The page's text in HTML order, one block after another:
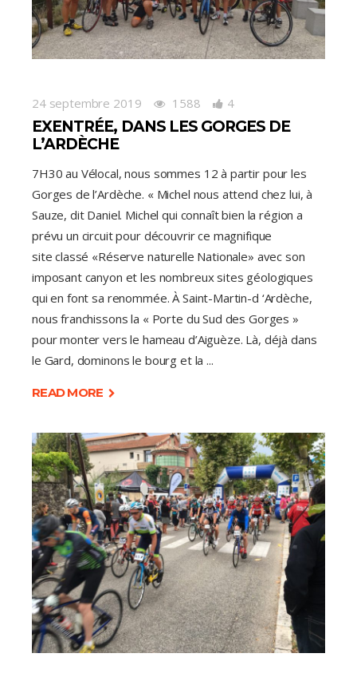
24 septembre 2019 1588 4
EXENTRÉE, DANS LES GORGES DE
L’ARDÈCHE
7H30 au Vélocal, nous sommes 12 à partir pour les
Gorges de l’Ardèche. « Michel nous attend chez lui, à
Sauze, dit Daniel. Michel qui connaît bien la région a
prévu un circuit pour découvrir ce magnifique
site classé «Réserve naturelle Nationale» avec son
imposant canyon et les nombreux sites géologiques
qui en font sa renommée. À Saint-Martin-d ‘Ardèche,
nous franchissons la « Porte du Sud des Gorges »
pour monter vers le hameau d’Aiguèze. Là, déjà dans
le Gard, dominons le bourg et la
READ MORE